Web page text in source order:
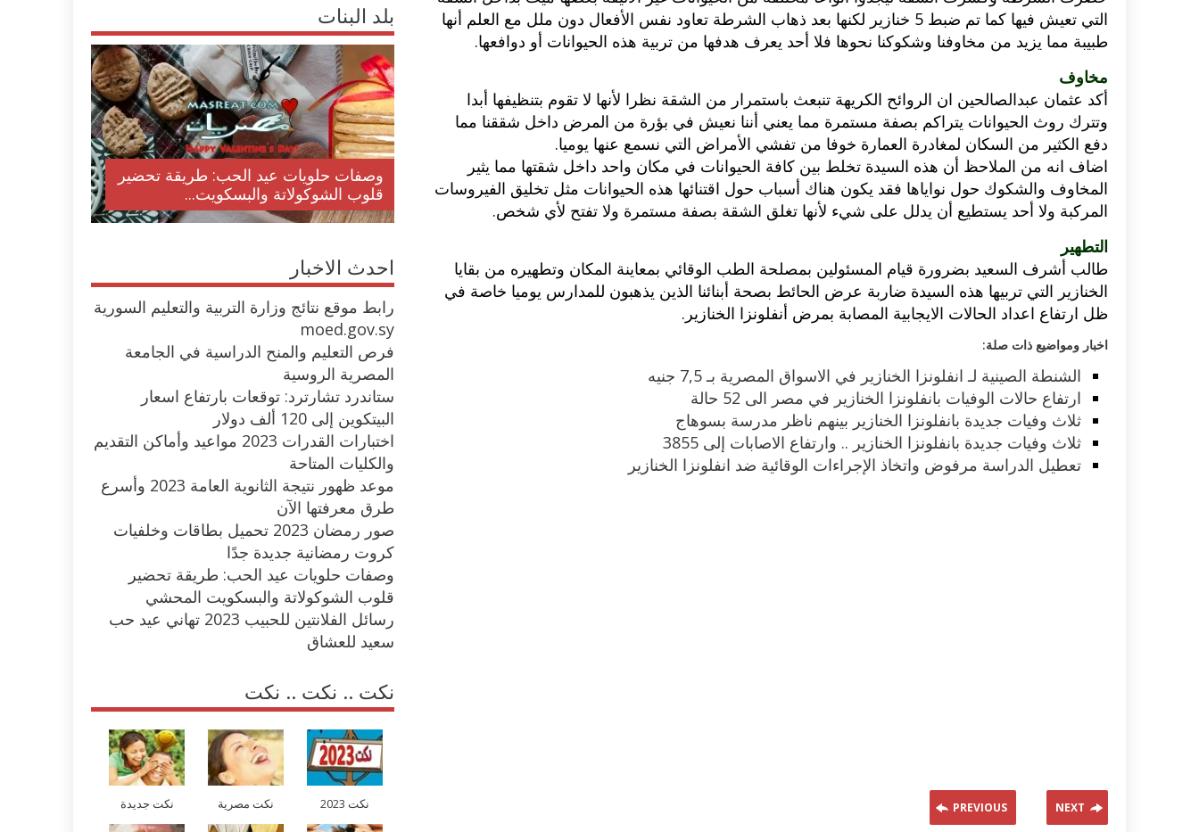
التي تعيش فيها كما تم ضبط 5 خنازير لكنها بعد ذهاب الشرطة تعاود نفس الأفعال دون ملل مع العلم أنها
طبيبة مما يزيد من مخاوفنا وشكوكنا نحوها فلا أحد يعرف هدفها من تربية هذه الحيوانات أو دوافعها.
مخاوف
أكد عثمان عبدالصالحين ان الروائح الكريهة تنبعث باستمرار من الشقة نظرا لأنها لا تقوم بتنظيفها أبدا
وتترك روث الحيوانات يتراكم بصفة مستمرة مما يعني أننا نعيش في بؤرة من المرض داخل شققنا مما
دفع الكثير من السكان لمغادرة العمارة خوفا من تفشي الأمراض التي نسمع عنها يوميا.
اضاف انه من الملاحظ أن هذه السيدة تخلط بين كافة الحيوانات في مكان واحد داخل شقتها مما يثير
المخاوف والشكوك حول نواياها فقد يكون هناك أسباب حول اقتنائها هذه الحيوانات مثل تخليق الفيروسات
المركبة ولا أحد يستطيع أن يدلل على شيء لأنها تغلق الشقة بصفة مستمرة ولا تفتح لأي شخص.
التطهير
طالب أشرف السعيد بضرورة قيام المسئولين بمصلحة الطب الوقائي بمعاينة المكان وتطهيره من بقايا
الخنازير التي تربيها هذه السيدة ضاربة عرض الحائط بصحة أبنائنا الذين يذهبون للمدارس يوميا خاصة في
ظل ارتفاع اعداد الحالات الايجابية المصابة بمرض أنفلونزا الخنازير.
اخبار ومواضيع ذات صلة:
الشنطة الصينية لـ انفلونزا الخنازير في الاسواق المصرية بـ 7,5 جنيه
ارتفاع حالات الوفيات بانفلونزا الخنازير في مصر الى 52 حالة
ثلاث وفيات جديدة بانفلونزا الخنازير بينهم ناظر مدرسة بسوهاج
ثلاث وفيات جديدة بانفلونزا الخنازير .. وارتفاع الاصابات إلى 3855
تعطيل الدراسة مرفوض واتخاذ الإجراءات الوقائية ضد انفلونزا الخنازير
PREVIOUS NEXT
بلد البنات
وصفات حلويات عيد الحب: طريقة تحضير
قلوب الشوكولاتة والبسكويت...
وصفات أكلات عيد راس السنة الميلادية
والميلاد المجيد الكريسما...
طريقة تحضير حلاوة المولد النبوي مع
وصفات بالفيديو والصور...
اكلات عيد الاضحى 2023 وصفات طبخ
احدث الاخبار
رابط موقع نتائج وزارة التربية والتعليم السورية
moed.gov.sy
فرص التعليم والمنح الدراسية في الجامعة
المصرية الروسية
ستاندرد تشارترد: توقعات بارتفاع اسعار
البيتكوين إلى 120 ألف دولار
اختبارات القدرات 2023 مواعيد وأماكن التقديم
والكليات المتاحة
موعد ظهور نتيجة الثانوية العامة 2023 وأسرع
طرق معرفتها الآن
صور رمضان 2023 تحميل بطاقات وخلفيات
كروت رمضانية جديدة جدًا
وصفات حلويات عيد الحب: طريقة تحضير
قلوب الشوكولاتة والبسكويت المحشي
رسائل الفلانتين للحبيب 2023 تهاني عيد حب
سعيد للعشاق
نكت .. نكت .. نكت
نكت 2023 نكت مصرية نكت جديدة